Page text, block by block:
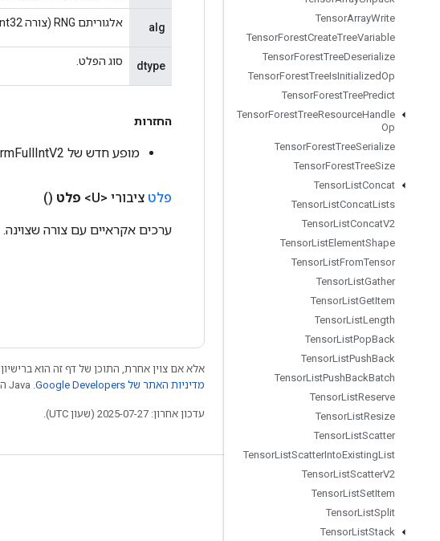
TensorArrayWrite
TensorForestCreateTreeVariable
TensorForestTreeDeserialize
TensorForestTreeIsInitializedOp
TensorForestTreePredict
TensorForestTreeResourceHandle
Op
TensorForestTreeSerialize
TensorForestTreeSize
TensorListConcat
TensorListConcatLists
TensorListConcatV2
TensorListElementShape
TensorListFromTensor
TensorListGather
TensorListGetItem
TensorListLength
TensorListPopBack
TensorListPushBack
TensorListPushBackBatch
TensorListReserve
TensorListResize
TensorListScatter
TensorListScatterIntoExistingList
TensorListScatterV2
TensorListSetItem
TensorListSplit
TensorListStack
alg אלגוריתם RNG (צורה int32[]).
dtype סוג הפלט.
החזרות
מופע חדש של StatelessRandomUniformFullIntV2
פלט ציבורי <U> פלט ()
ערכים אקראיים עם צורה שצוינה.
אלא אם צוין אחרת, התוכן של דף זה הוא ברישיון
מדיניות האתר של Google Developers‏
עדכון אחרון: 2025-07-27 (שעון UTC).
לא להתנתק
פורום